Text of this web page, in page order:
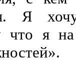
Я
что я